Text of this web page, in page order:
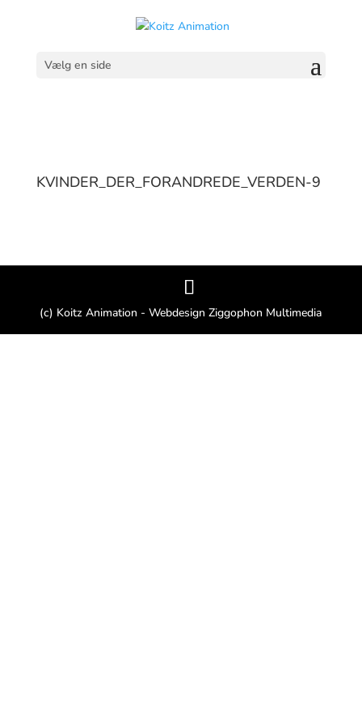
Vælg en side
KVINDER_DER_FORANDREDE_VERDEN-9
(c) Koitz Animation - Webdesign Ziggophon Multimedia